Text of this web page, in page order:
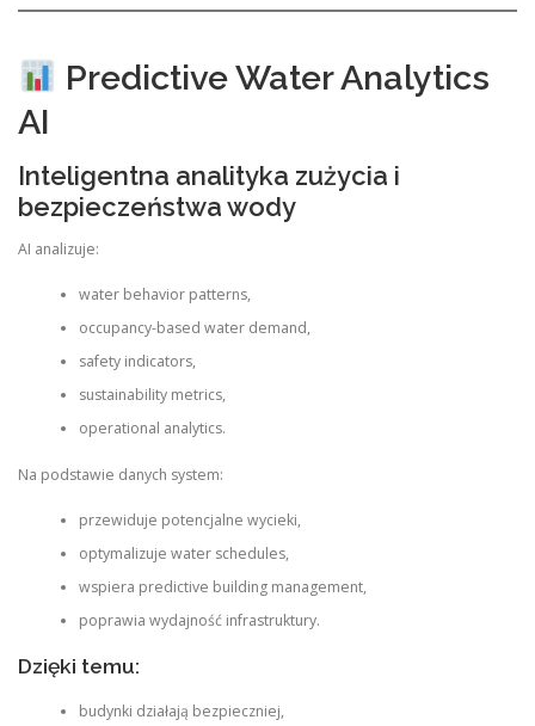
Predictive Water Analytics
AI
Inteligentna analityka zużycia i
bezpieczeństwa wody
AI analizuje:
water behavior patterns,
occupancy-based water demand,
safety indicators,
sustainability metrics,
operational analytics.
Na podstawie danych system:
przewiduje potencjalne wycieki,
optymalizuje water schedules,
wspiera predictive building management,
poprawia wydajność infrastruktury.
Dzięki temu:
budynki działają bezpieczniej,